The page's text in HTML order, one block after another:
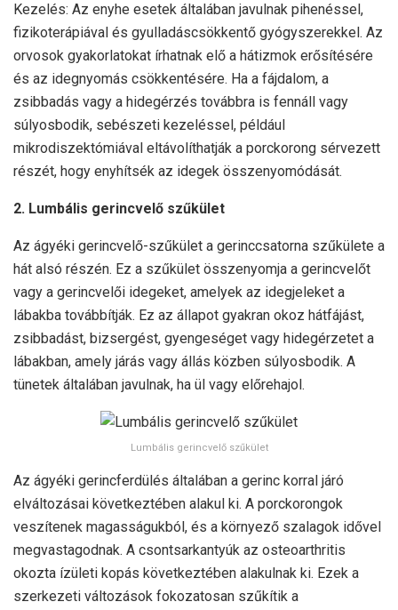
Kezelés: Az enyhe esetek általában javulnak pihenéssel,
fizikoterápiával és gyulladáscsökkentő gyógyszerekkel. Az
orvosok gyakorlatokat írhatnak elő a hátizmok erősítésére
és az idegnyomás csökkentésére. Ha a fájdalom, a
zsibbadás vagy a hidegérzés továbbra is fennáll vagy
súlyosbodik, sebészeti kezeléssel, például
mikrodiszektómiával eltávolíthatják a porckorong sérvezett
részét, hogy enyhítsék az idegek összenyomódását.
2. Lumbális gerincvelő szűkület
Az ágyéki gerincvelő-szűkület a gerinccsatorna szűkülete a
hát alsó részén. Ez a szűkület összenyomja a gerincvelőt
vagy a gerincvelői idegeket, amelyek az idegjeleket a
lábakba továbbítják. Ez az állapot gyakran okoz hátfájást,
zsibbadást, bizsergést, gyengeséget vagy hidegérzetet a
lábakban, amely járás vagy állás közben súlyosbodik. A
tünetek általában javulnak, ha ül vagy előrehajol.
Lumbális gerincvelő szűkület
Az ágyéki gerincferdülés általában a gerinc korral járó
elváltozásai következtében alakul ki. A porckorongok
veszítenek magasságukból, és a környező szalagok idővel
megvastagodnak. A csontsarkantyúk az osteoarthritis
okozta ízületi kopás következtében alakulnak ki. Ezek a
szerkezeti változások fokozatosan szűkítik a